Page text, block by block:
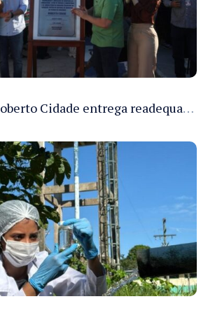
Governador Roberto Cidade entrega readequação do ambulatório da FCecon e amplia capacidade de atendimento oncológico em Manaus